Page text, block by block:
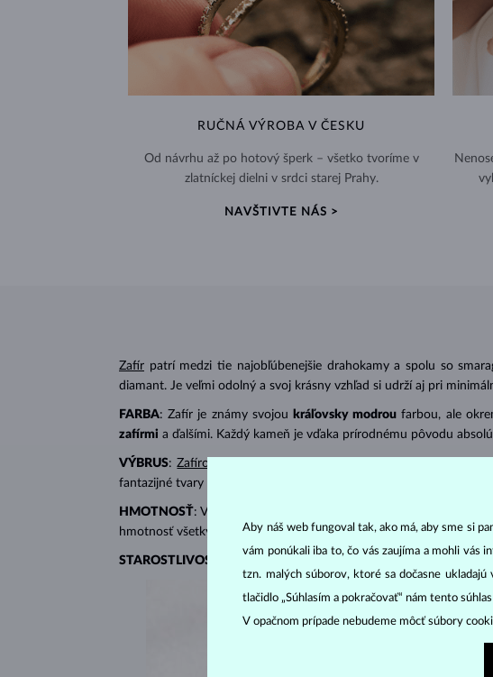
RUČNÁ VÝROBA V ČESKU
Od návrhu až po hotový šperk – všetko tvoríme v
zlatníckej dielni v srdci starej Prahy.
NAVŠTIVTE NÁS >
Zafír patrí medzi tie najobľúbenejšie drahokamy a spolu so
diamant. Je veľmi odolný a svoj krásny vzhľad si udrží aj pri
FARBA: Zafír je známy svojou kráľovsky modrou farbou, ale
zafírmi a ďalšími. Každý kameň je vďaka prírodnému pôvodu
VÝBRUS: Zafírové šperky
fantazijné tvary napr. markíza, srdiečko či kvapka.
HMOTNOSŤ: Váha zafíru sa udáva v karátoch (ct) s presnosťou na
hmotnosť všetkých kameňov.
STAROSTLIVOSŤ : Šperky so zafírom namočte do teplej
Aby náš web fungoval tak, ako má, aby sme si
vám ponúkali iba to, čo vás zaujíma a mohli vás
tzn. malých súborov, ktoré sa dočasne
tlačidlo „Súhlasím a pokračovať“ nám tento
V opačnom prípade nebudeme môcť súbory